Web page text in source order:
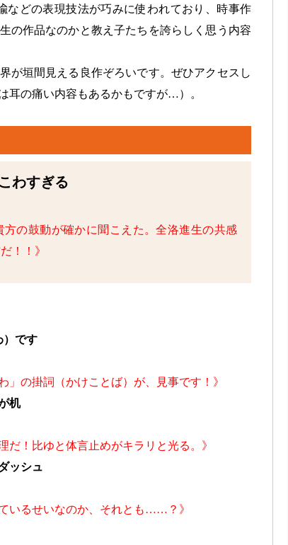
どの表現技法が巧みに使われており、時事作
の作品なのかと教え子たちを誇らしく思う内容
が垣間見える良作ぞろいです。ぜひアクセスし
耳の痛い内容もあるかもですが…）。
わすぎる
の鼓動が確かに聞こえた。全洛進生の共感
！！》
です
」の掛詞（かけことば）が、見事です！》
机
だ！比ゆと体言止めがキラリと光る。》
ッシュ
いるせいなのか、それとも……？》